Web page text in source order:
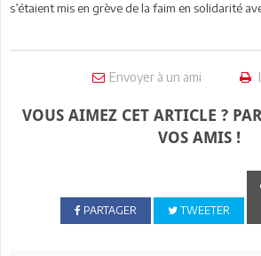
s’étaient mis en grève de la faim en solidarité
Envoyer à un ami
VOUS AIMEZ CET ARTICLE ?
VOS AMIS !
PARTAGER TWEETER